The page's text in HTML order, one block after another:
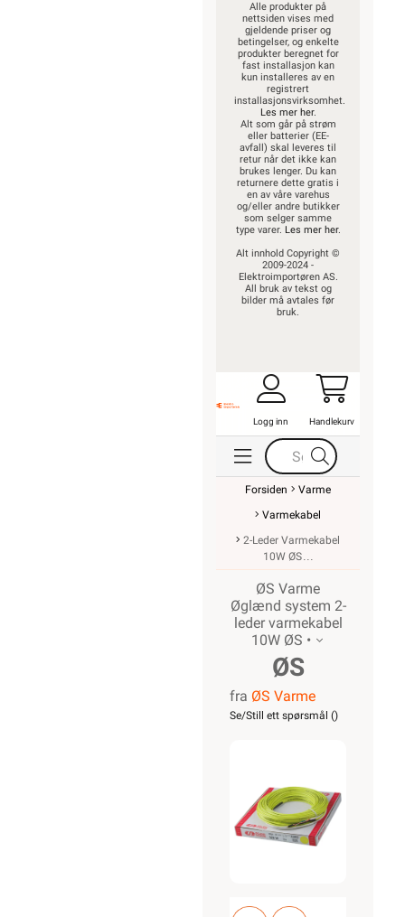
Alle produkter på
nettsiden vises med
gjeldende priser og
betingelser, og enkelte
produkter beregnet for
fast installasjon kan
kun installeres av en
registrert
installasjonsvirksomhet.
Les mer her.
Alt som går på strøm
eller batterier (EE-
avfall) skal leveres til
retur når det ikke kan
brukes lenger. Du kan
returnere dette gratis i
en av våre varehus
og/eller andre butikker
som selger samme
type varer. Les mer her.
Alt innhold Copyright ©
2009-2024 -
Elektroimportøren AS.
All bruk av tekst og
bilder må avtales før
bruk.
Logg inn Handlekurv
Forsiden
Varme
Varmekabel
2-Leder Varmekabel
10W ØS
ØS Varme
Øglænd system 2-
leder varmekabel
10W ØS •
ØS
Varmekabel
10W/m
300W
fra ØS Varme
Se/Still ett spørsmål ()